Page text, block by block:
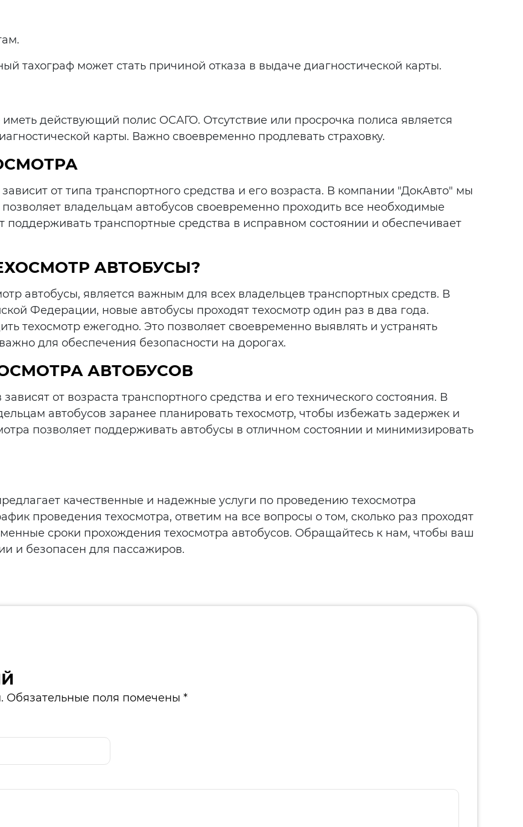
тахограф может стать причиной отказа в выдаче диагностической карты.
действующий полис ОСАГО. Отсутствие или просрочка полиса является
карты. Важно своевременно продлевать страховку.
от типа транспортного средства и его возраста. В компании "ДокАвто" мы
владельцам автобусов своевременно проходить все необходимые
поддерживать транспортные средства в исправном состоянии и обеспечивает
АВТОБУСЫ?
автобусы, является важным для всех владельцев транспортных средств. В
Федерации, новые автобусы проходят техосмотр один раз в два года.
техосмотр ежегодно. Это позволяет своевременно выявлять и устранять
для обеспечения безопасности на дорогах.
АВТОБУСОВ
от возраста транспортного средства и его технического состояния. В
автобусов заранее планировать техосмотр, чтобы избежать задержек и
позволяет поддерживать автобусы в отличном состоянии и минимизировать
качественные и надежные услуги по проведению техосмотра
проведения техосмотра, ответим на все вопросы о том, сколько раз проходят
сроки прохождения техосмотра автобусов. Обращайтесь к нам, чтобы ваш
и безопасен для пассажиров.
Обязательные поля помечены *